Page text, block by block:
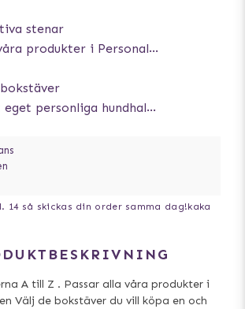
stenar
produkter i Personalize serien
personliga hundhalsband
14 så skickas din order samma dag!kaka
A till Z . Passar alla våra produkter i
Välj de bokstäver du vill köpa en och